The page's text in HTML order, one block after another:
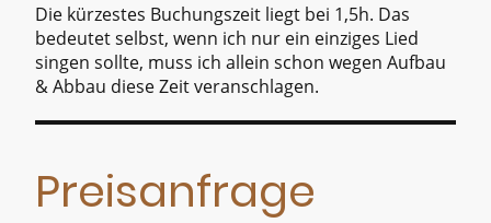
Die kürzestes Buchungszeit liegt bei 1,5h. Das
bedeutet selbst, wenn ich nur ein einziges Lied
singen sollte, muss ich allein schon wegen Aufbau
& Abbau diese Zeit veranschlagen.
Preisanfrage